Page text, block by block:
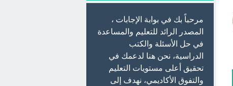
مرحباً بك في بوابة الإجابات ،
المصدر الرائد للتعليم والمساعدة
في حل الأسئلة والكتب
الدراسية، نحن هنا لدعمك في
تحقيق أعلى مستويات التعليم
والتفوق الأكاديمي، نهدف إلى